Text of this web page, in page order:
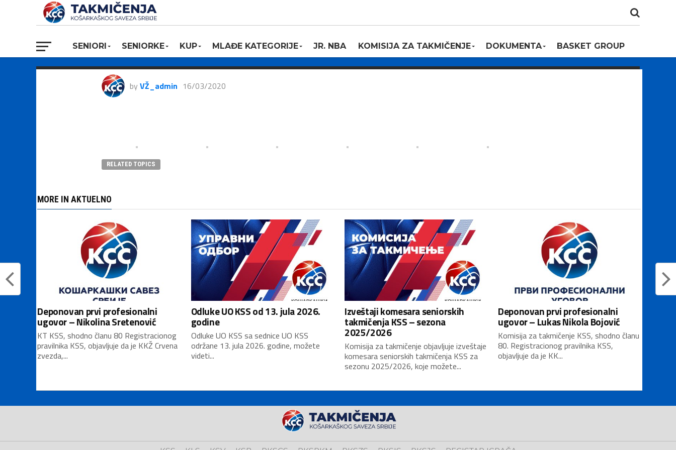
SENIORI SENIORKE KUP MLAĐE KATEGORIJE JR. NBA KOMISIJA ZA TAKMIČENJE DOKUMENTA BASKET GROUP
70:67
by VŽ_admin 16/03/2020
RELATED TOPICS
MORE IN AKTUELNO
Deponovan prvi profesionalni
ugovor – Nikolina Sretenović
KT KSS, shodno članu 80 Registracionog
pravilnika KSS, objavljuje da je KKŽ Crvena
zvezda,...
Odluke UO KSS od 13. jula 2026.
godine
Odluke UO KSS sa sednice UO KSS
održane 13. jula 2026. godine, možete
videti...
Izveštaji komesara seniorskih
takmičenja KSS – sezona
2025/2026
Komisija za takmičenje objavljuje izveštaje
komesara seniorskih takmičenja KSS za
sezonu 2025/2026, koje možete...
Deponovan prvi profesionalni
ugovor – Lukas Nikola Bojović
Komisija za takmičenje KSS, shodno članu
80. Registracionog pravilnika KSS,
objavljuje da je KK...